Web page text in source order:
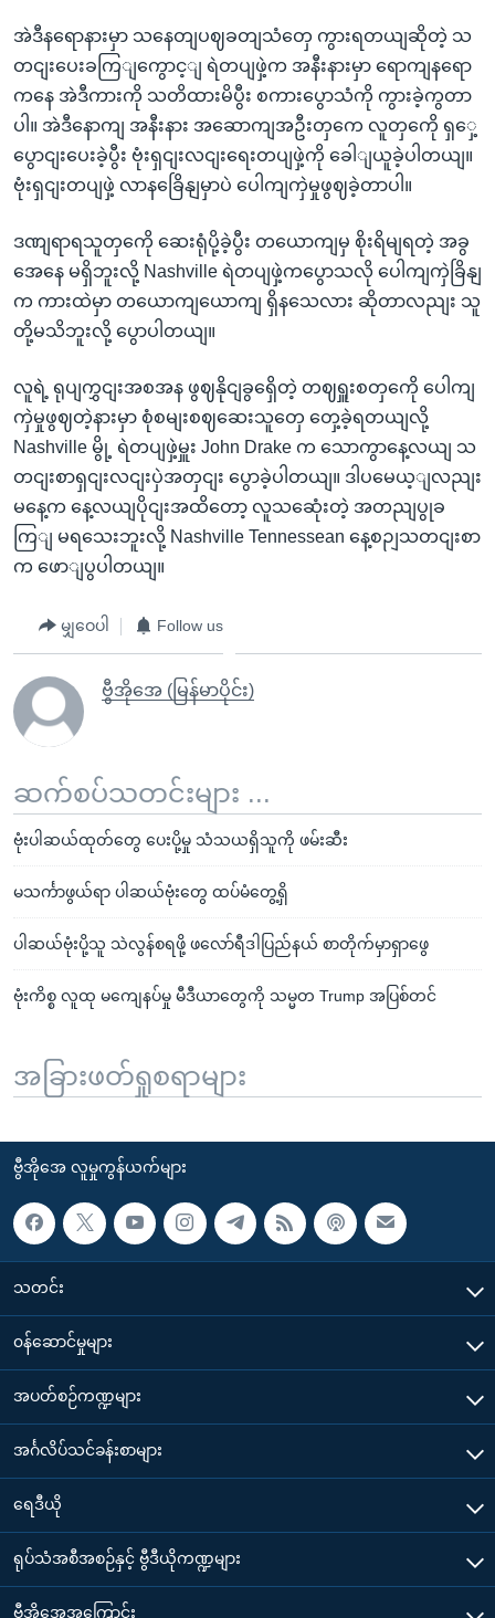
အဲဒီနရောနားမှာ သနေတျပဈခတျသံတှေ ကွားရတယျဆိုတဲ့ သ
တငျးပေးခကြျကွောင့ျ ရဲတပျဖှဲ့က အနီးနားမှာ ရောကျနရော
ကနေ အဲဒီကားကို သတိထားမိပွီး စကားပွောသံကို ကွားခဲ့ကွတာ
ပါ။ အဲဒီနောကျ အနီးနား အဆောကျအဦးတှကေ လူတှကေို ရှှေ့
ပွောငျးပေးခဲ့ပွီး ဗုံးရှငျးလငျးရေးတပျဖှဲ့ကို ခေါျယူခဲ့ပါတယျ။
ဗုံးရှငျးတပျဖှဲ့ လာနခြေိနျမှာပဲ ပေါကျကှဲမှုဖွဈခဲ့တာပါ။
ဒဏျရာရသူတှကေို ဆေးရုံပို့ခဲ့ပွီး တယောကျမှ စိုးရိမျရတဲ့ အခွ
အေနေ မရှိဘူးလို့ Nashville ရဲတပျဖှဲ့ကပွောသလို ပေါကျကှဲခြိနျ
က ကားထဲမှာ တယောကျယောကျ ရှိနသေလား ဆိုတာလညျး သူ
တို့မသိဘူးလို့ ပွောပါတယျ။
လူရဲ့ ရုပျကွှငျးအစအန ဖွဈနိုငျခွရှေိတဲ့ တဈရှူးစတှကေို ပေါကျ
ကှဲမှုဖွဈတဲ့နားမှာ စုံစမျးစဈဆေးသူတှေ တှေ့ခဲ့ရတယျလို့
Nashville မွို့ ရဲတပျဖှဲ့မှူး John Drake က သောကွာနေ့လယျ သ
တငျးစာရှငျးလငျးပှဲအတှငျး ပွောခဲ့ပါတယျ။ ဒါပမေယ့ျလညျး
မနေ့က နေ့လယျပိုငျးအထိတော့ လူသဆေုံးတဲ့ အတညျပွုခ
ကြျ မရသေးဘူးလို့ Nashville Tennessean နေ့စဉျသတငျးစာ
က ဖောျပွပါတယျ။
မျှဝေပါ Follow us
ဗွီအိုအေ (မြန်မာပိုင်း)
ဆက်စပ်သတင်းများ ...
ဗုံးပါဆယ်ထုတ်တွေ ပေးပို့မှု သံသယရှိသူကို ဖမ်းဆီး
မသင်္ကာဖွယ်ရာ ပါဆယ်ဗုံးတွေ ထပ်မံတွေ့ရှိ
ပါဆယ်ဗုံးပို့သူ သဲလွန်စရဖို့ ဖလော်ရီဒါပြည်နယ် စာတိုက်မှာရှာဖွေ
ဗုံးကိစ္စ လူထု မကျေနပ်မှု မီဒီယာတွေကို သမ္မတ Trump အပြစ်တင်
အခြားဖတ်ရှုစရာများ
ဗွီအိုအေ လူမှုကွန်ယက်များ
သတင်း
၀န်ဆောင်မှုများ
အပတ်စဉ်ကဏ္ဍများ
အင်္ဂလိပ်သင်ခန်းစာများ
ရေဒီယို
ရုပ်သံအစီအစဉ်နှင့် ဗွီဒီယိုကဏ္ဍများ
ဗွီအိုအေအကြောင်း